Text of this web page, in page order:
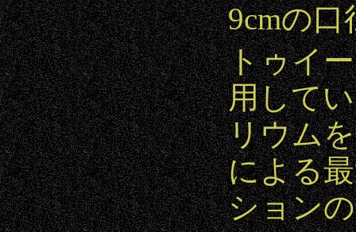
9cmの
トゥイ
用して
リウム
による
ション